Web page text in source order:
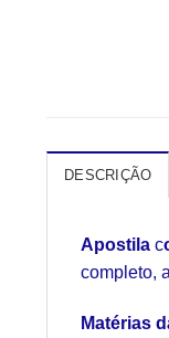
DESCRIÇÃO
Apostila c
completo,
Matérias